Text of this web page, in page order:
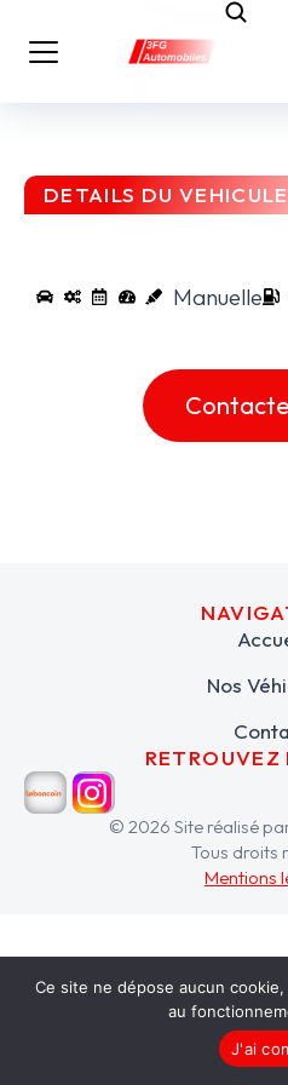
DETAILS DU VEHICULE
Manuelle
Nos
RETROUVEZ
© 2026 Site réalisé
Tous droits
Mentions
Ce site ne dépose aucun
au
J'ai